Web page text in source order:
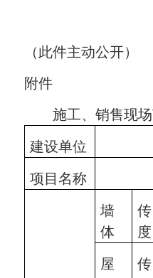
（此件主动公开）
附件
施工、销售现
建设单位
项目名称
墙
体
屋